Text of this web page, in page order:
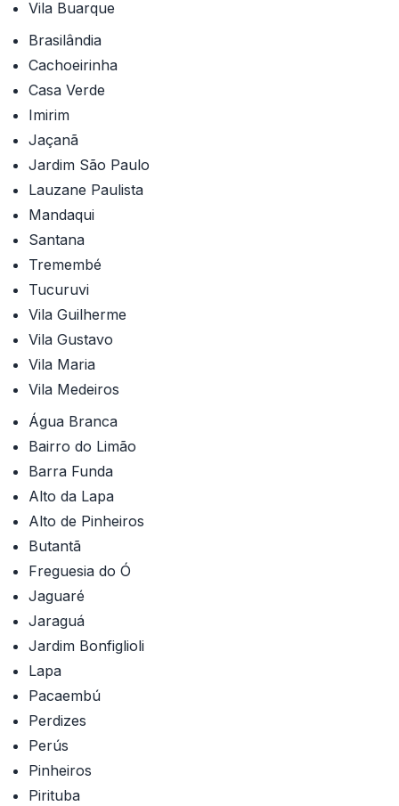
Vila Buarque
Brasilândia
Cachoeirinha
Casa Verde
Imirim
Jaçanã
Jardim São Paulo
Lauzane Paulista
Mandaqui
Santana
Tremembé
Tucuruvi
Vila Guilherme
Vila Gustavo
Vila Maria
Vila Medeiros
Água Branca
Bairro do Limão
Barra Funda
Alto da Lapa
Alto de Pinheiros
Butantã
Freguesia do Ó
Jaguaré
Jaraguá
Jardim Bonfiglioli
Lapa
Pacaembú
Perdizes
Perús
Pinheiros
Pirituba